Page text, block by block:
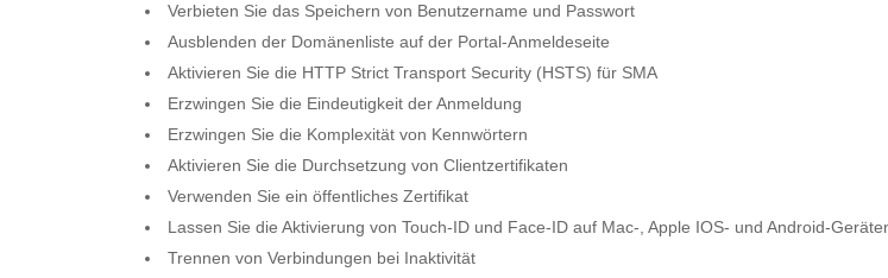
Verbieten Sie das Speichern von Benutzername und Passwort
Ausblenden der Domänenliste auf der Portal-Anmeldeseite
Aktivieren Sie die HTTP Strict Transport Security (HSTS) für SMA
Erzwingen Sie die Eindeutigkeit der Anmeldung
Erzwingen Sie die Komplexität von Kennwörtern
Aktivieren Sie die Durchsetzung von Clientzertifikaten
Verwenden Sie ein öffentliches Zertifikat
Lassen Sie die Aktivierung von Touch-ID und Face-ID auf Mac-, Apple IOS- und Android-
Trennen von Verbindungen bei Inaktivität